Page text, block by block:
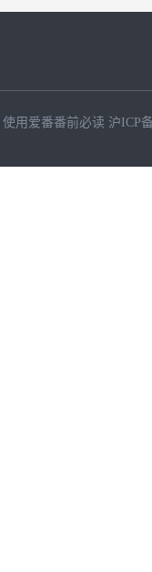
使用爱番番前必读 沪ICP